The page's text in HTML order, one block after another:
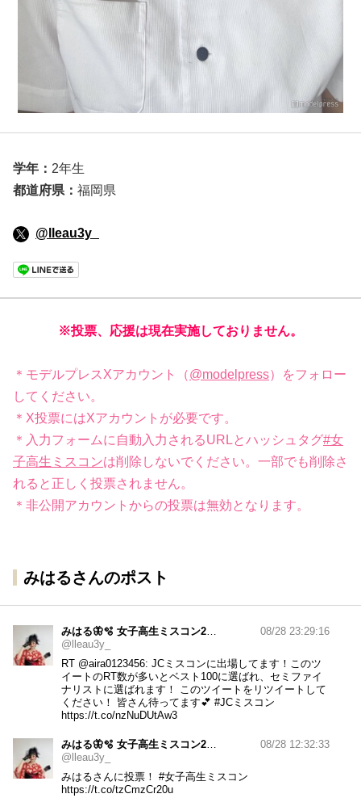
学年： 2年生
都道府県： 福岡県
@lleau3y_
※投票、応援は現在実施しておりません。
＊モデルプレスXアカウント（@modelpress）をフォロー
してください。
＊X投票にはXアカウントが必要です。
＊入力フォームに自動入力されるURLとハッシュタグ#女
子高生ミスコンは削除しないでください。一部でも削除さ
れると正しく投票されません。
＊非公開アカウントからの投票は無効となります。
みはるさんのポスト
@lleau3y_
08/28 23:29:16
RT @aira0123456: JCミスコンに出場してます！このツ
イートのRT数が多いとベスト100に選ばれ、セミファイ
ナリストに選ばれます！ このツイートをリツイートして
ください！ 皆さん待ってます💕 #JCミスコン
https://t.co/nzNuDUtAw3
@lleau3y_
08/28 12:32:33
みはるさんに投票！ #女子高生ミスコン
https://t.co/tzCmzCr20u